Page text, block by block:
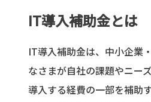
IT導入補助金とは
IT導入補助金は、中小企業
なさまが自社の課題やニー
導入する経費の一部を補助